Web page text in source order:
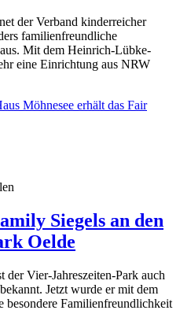
der Verband kinderreicher
familienfreundliche
Mit dem Heinrich-Lübke-
eine Einrichtung aus NRW
Möhnesee erhält das Fair
Siegels an den
Oelde
Vier-Jahreszeiten-Park auch
Jetzt wurde er mit dem
besondere Familienfreundlichkeit